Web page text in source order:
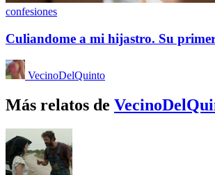
confesiones
Culiandome a mi hijastro. Su
VecinoDelQuinto
Más relatos de